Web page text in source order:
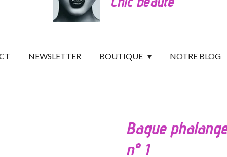
NEWSLETTER BOUTIQUE NOTRE BLOG
Bague
n° 1